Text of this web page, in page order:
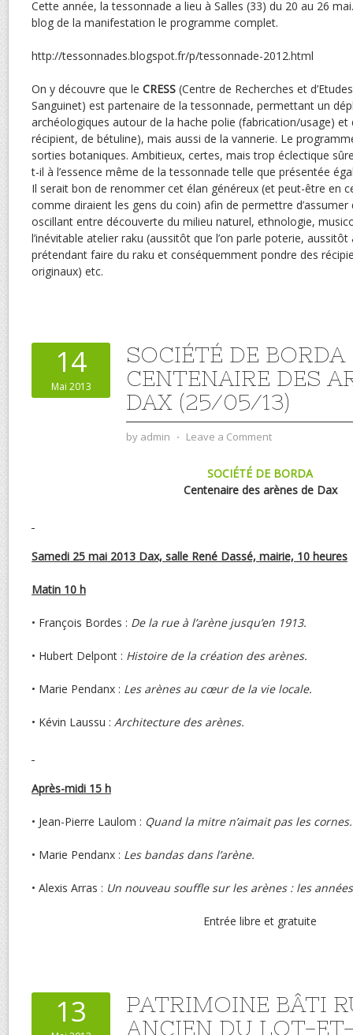
Cette année, la tessonnade a lieu à Salles (33) du 20 au 26
blog de la manifestation le programme complet.
http://tessonnades.blogspot.fr/p/tessonnade-2012.html
On y découvre que le CRESS (Centre de Recherches et
Sanguinet) est partenaire de la tessonnade, permettant un
archéologiques autour de la hache polie (fabrication/usage)
récipient, de bétuline), mais aussi de la vannerie. Le
sorties botaniques. Ambitieux, certes, mais trop éclectique
t-il à l’essence même de la tessonnade telle que présentée
Il serait bon de renommer cet élan généreux (et peut-être en
comme diraient les gens du coin) afin de permettre
oscillant entre découverte du milieu naturel, ethnologie,
l’inévitable atelier raku (aussitôt que l’on parle poterie, aussitôt
prétendant faire du raku et conséquemment pondre des
originaux) etc.
14
Mai 2013
SOCIÉTÉ DE BORDA
CENTENAIRE DES
DAX (25/05/13)
by admin ⋅ Leave a Comment
SOCIÉTÉ DE BORDA
Centenaire des arènes de Dax
Samedi 25 mai 2013 Dax, salle René Dassé, mairie, 10 heures
Matin 10 h
• François Bordes : De la rue à l’arène jusqu’en 1913.
• Hubert Delpont : Histoire de la création des arènes.
• Marie Pendanx : Les arènes au cœur de la vie locale.
• Kévin Laussu : Architecture des arènes.
Après-midi 15 h
• Jean-Pierre Laulom : Quand la mitre n’aimait pas les cornes.
• Marie Pendanx : Les bandas dans l’arène.
• Alexis Arras : Un nouveau souffle sur les arènes : les
Entrée libre et gratuite
13
PATRIMOINE BÂTI
ANCIEN DU LOT-